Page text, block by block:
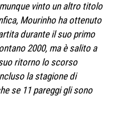
vinto un altro titolo
Mourinho ha ottenuto
durante il suo primo
2000, ma è salito a
ritorno lo scorso
la stagione di
se 11 pareggi gli sono